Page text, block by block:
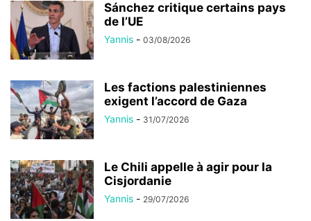
Sánchez critique certains pays
de l’UE
Yannis - 03/08/2026
Les factions palestiniennes
exigent l’accord de Gaza
Yannis - 31/07/2026
Le Chili appelle à agir pour la
Cisjordanie
Yannis - 29/07/2026